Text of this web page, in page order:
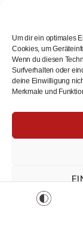
Um dir ein optimales
Cookies, um
Wenn du diesen
Surfverhalten oder
deine Einwilligung
Merkmale und
2027 –
Zur Stelle